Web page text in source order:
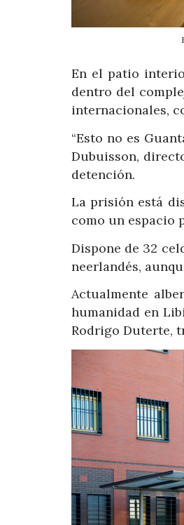
En el patio
dentro del
internacionales,
“Esto no es
Dubuisson,
detención.
La prisión está
como un espacio
Dispone de 32
neerlandés,
Actualmente
humanidad en
Rodrigo Duterte,